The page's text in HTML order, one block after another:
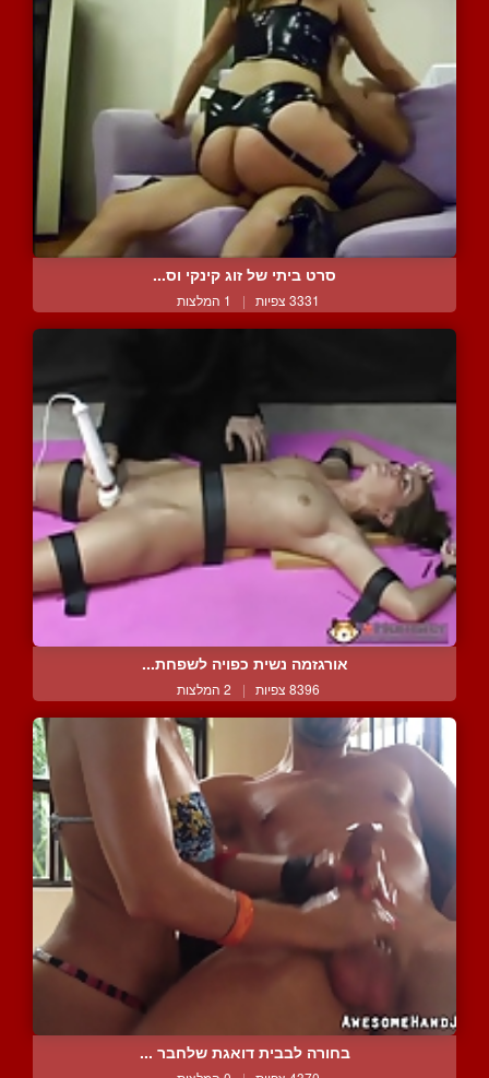
סרט ביתי של זוג קינקי וס...
3331 צפיות | 1 המלצות
אורגזמה נשית כפויה לשפחת...
8396 צפיות | 2 המלצות
בחורה לבבית דואגת שלחבר ...